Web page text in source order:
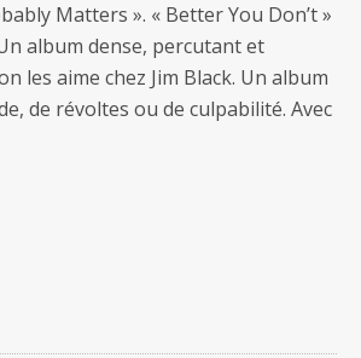
Matters ». « Better You Don’t »
album dense, percutant et
les aime chez Jim Black. Un album
de révoltes ou de culpabilité. Avec